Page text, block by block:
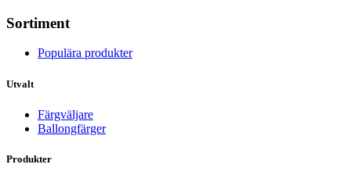
Sortiment
Populära produkter
Utvalt
Färgväljare
Ballongfärger
Produkter